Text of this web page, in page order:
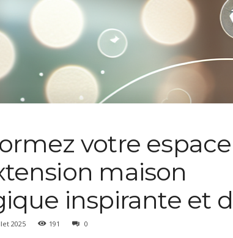
votre
maison
inspirante et
2025 191 0